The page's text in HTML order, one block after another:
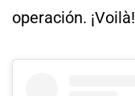
operación. ¡Voilà!